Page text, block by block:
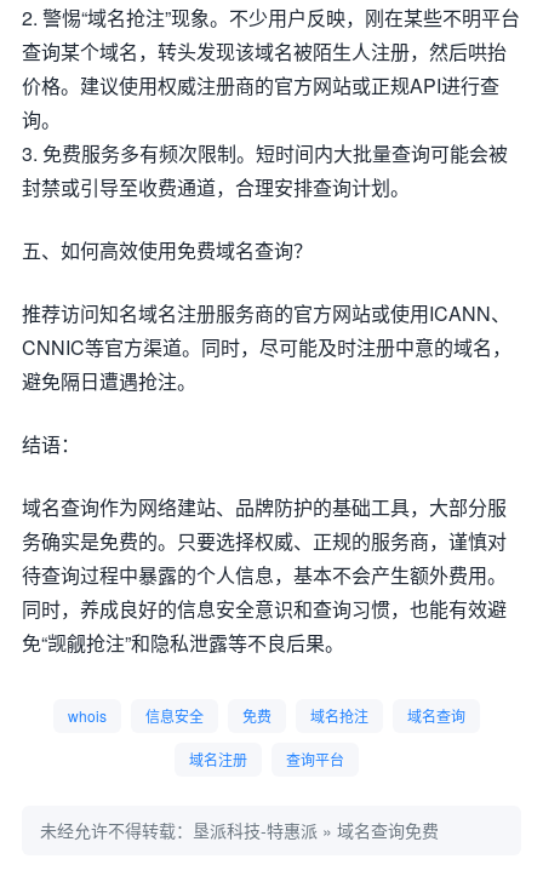
2. 警惕“域名抢注”现象。不少用户反映，刚在某些不明平台
查询某个域名，转头发现该域名被陌生人注册，然后哄抬
价格。建议使用权威注册商的官方网站或正规API进行查
询。
3. 免费服务多有频次限制。短时间内大批量查询可能会被
封禁或引导至收费通道，合理安排查询计划。
五、如何高效使用免费域名查询？
推荐访问知名域名注册服务商的官方网站或使用ICANN、
CNNIC等官方渠道。同时，尽可能及时注册中意的域名，
避免隔日遭遇抢注。
结语：
域名查询作为网络建站、品牌防护的基础工具，大部分服
务确实是免费的。只要选择权威、正规的服务商，谨慎对
待查询过程中暴露的个人信息，基本不会产生额外费用。
同时，养成良好的信息安全意识和查询习惯，也能有效避
免“觊觎抢注”和隐私泄露等不良后果。
whois 信息安全 免费 域名抢注 域名查询
域名注册 查询平台
未经允许不得转载： 垦派科技-特惠派 » 域名查询免费